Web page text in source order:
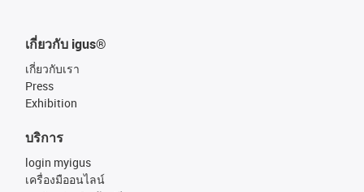
เกี่ยวกับ igus®
เกี่ยวกับเรา
Press
Exhibition
บริการ
login myigus
เครื่องมืออนไลน์